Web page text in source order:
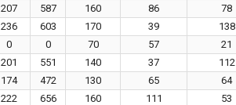
207 587 160 86 78
236 603 170 39 138
0 0 70 57 21
201 551 140 37 112
174 472 130 65 64
222 656 160 111 53